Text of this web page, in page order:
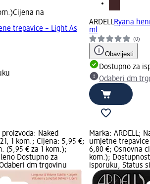
Cijena na
trepavice – Light As
ARDELLRyana
ml
(0)
Obavijesti
Dostupno za
Odaberi dm
proizvoda: Naked
1 kom.; Cijena: 5,95 €;
(5,95 € za 1 kom.);
Dostupno za
dm trgovinu
Marka: ARDELL;
umjetne
6,80 €; Osnovna
kom.);
isporuku, Status